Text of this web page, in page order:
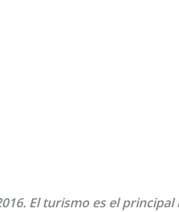
El turismo es el